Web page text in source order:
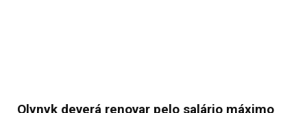
Olynyk deverá renovar pelo salário máximo